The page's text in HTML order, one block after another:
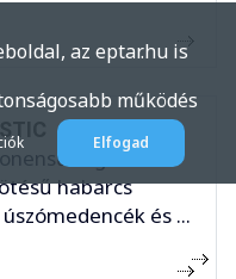
rugalmas
habarcs
és ...
az eptar.hu is
működés
Elfogad